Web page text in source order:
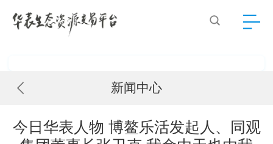
新闻中心
今日华表人物 博鳌乐活发起人、同观